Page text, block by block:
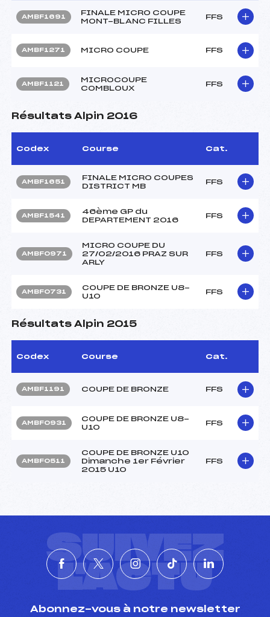
AMBF1691
FINALE MICRO COUPE
MONT-BLANC FILLES
FFS
AMBF1271 MICRO COUPE FFS
AMBF1121
MICROCOUPE
COMBLOUX
FFS
Résultats Alpin 2016
Codex Course Cat.
AMBF1651
FINALE MICRO COUPES
DISTRICT MB
FFS
AMBF1541
46ème GP du
DEPARTEMENT 2016
FFS
AMBF0971
MICRO COUPE DU
27/02/2016 PRAZ SUR
ARLY
FFS
AMBF0731
COUPE DE BRONZE U8-
U10
FFS
Résultats Alpin 2015
Codex Course Cat.
AMBF1191 COUPE DE BRONZE FFS
AMBF0931
COUPE DE BRONZE U8-
U10
FFS
AMBF0511
COUPE DE BRONZE U10
Dimanche 1er Février
2015 U10
FFS
SUIVEZ
L'ACTU
Abonnez-vous à notre newsletter